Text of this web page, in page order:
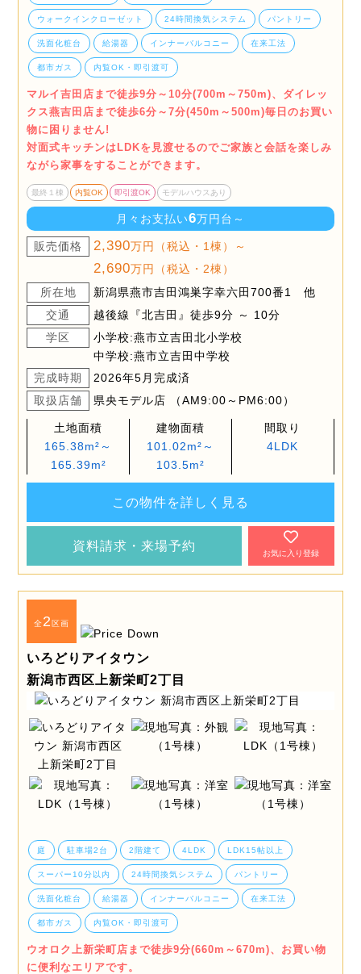
ウォークインクローゼット 24時間換気システム パントリー
洗面化粧台 給湯器 インナーバルコニー 在来工法
都市ガス 内覧OK・即引渡可
マルイ吉田店まで徒歩9分～10分(700m～750m)、ダイレッ
クス燕吉田店まで徒歩6分～7分(450m～500m)毎日のお買い
物に困りません!
対面式キッチンはLDKを見渡せるのでご家族と会話を楽しみ
ながら家事をすることができます。
最終１棟 内覧OK 即引渡OK モデルハウスあり
月々お支払い6万円台～
販売価格 2,390万円（税込・1棟）～
2,690万円（税込・2棟）
所在地
新潟県燕市吉田鴻巣字幸六田700番1 他
交通
越後線『北吉田』徒歩9分 ～ 10分
学区
小学校:燕市立吉田北小学校
中学校:燕市立吉田中学校
完成時期
2026年5月完成済
取扱店舗
県央モデル店 （AM9:00～PM6:00）
土地面積
165.38m²～
165.39m²
建物面積
101.02m²～
103.5m²
間取り
4LDK
この物件を詳しく見る
資料請求・来場予約
お気に入り登録
全2区画
いろどりアイタウン
新潟市西区上新栄町2丁目
庭 駐車場2台 2階建て 4LDK LDK15帖以上
スーパー10分以内 24時間換気システム パントリー
洗面化粧台 給湯器 インナーバルコニー 在来工法
都市ガス 内覧OK・即引渡可
ウオロク上新栄町店まで徒歩9分(660m～670m)、お買い物
に便利なエリアです。